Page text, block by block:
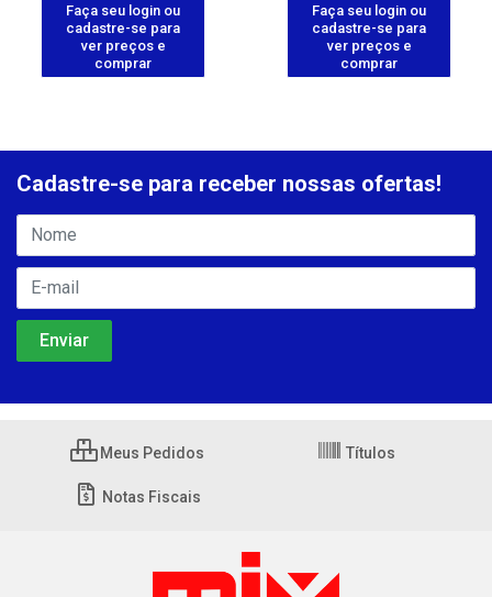
Faça seu login ou
cadastre-se para
ver preços e
comprar
Faça seu login ou
cadastre-se para
ver preços e
comprar
Cadastre-se para receber nossas ofertas!
Meus Pedidos Títulos
Notas Fiscais